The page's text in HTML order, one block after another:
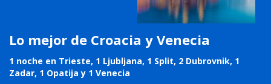
Lo mejor de Croacia y Venecia
1 noche en Trieste, 1 Ljubljana, 1 Split, 2 Dubrovnik, 1
Zadar, 1 Opatija y 1 Venecia